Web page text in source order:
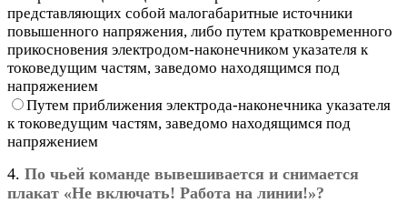
представляющих собой малогабаритные источники
повышенного напряжения, либо путем кратковременного
прикосновения электродом-наконечником указателя к
токоведущим частям, заведомо находящимся под
напряжением
Путем приближения электрода-наконечника указателя
к токоведущим частям, заведомо находящимся под
напряжением
4. По чьей команде вывешивается и снимается
плакат «Не включать! Работа на линии!»?